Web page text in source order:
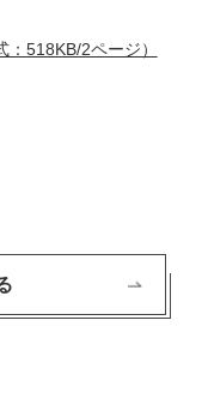
518KB/2ページ）